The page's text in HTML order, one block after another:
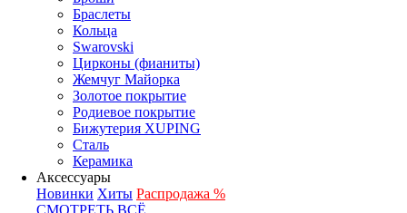
Браслеты
Кольца
Swarovski
Цирконы (фианиты)
Жемчуг Майорка
Золотое покрытие
Родиевое покрытие
Бижутерия XUPING
Сталь
Керамика
Аксессуары
Новинки Хиты Распродажа %
СМОТРЕТЬ ВСЁ